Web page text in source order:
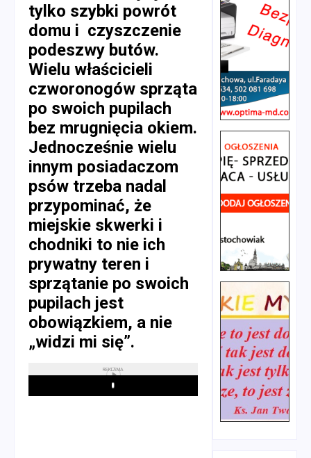
tylko szybki powrót
domu i czyszczenie
podeszwy butów.
Wielu właścicieli
czworonogów sprząta
po swoich pupilach
bez mrugnięcia okiem.
Jednocześnie wielu
innym posiadaczom
psów trzeba nadal
przypominać, że
miejskie skwerki i
chodniki to nie ich
prywatny teren i
sprzątanie po swoich
pupilach jest
obowiązkiem, a nie
„widzi mi się”.
REKLAMA
Play